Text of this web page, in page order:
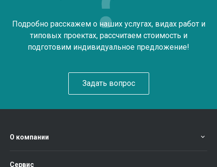
Подробно расскажем о наших услугах, видах работ и
типовых проектах, рассчитаем стоимость и
подготовим индивидуальное предложение!
Задать вопрос
О компании
Сервис